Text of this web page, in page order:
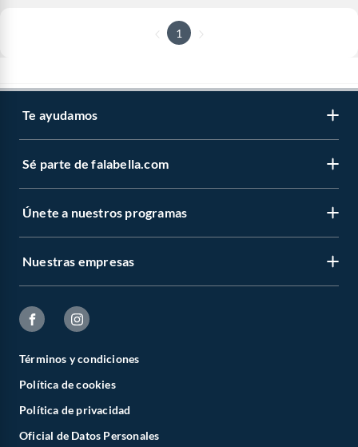
1
Te ayudamos
Sé parte de falabella.com
Únete a nuestros programas
Nuestras empresas
Términos y condiciones
Política de cookies
Política de privacidad
Oficial de Datos Personales